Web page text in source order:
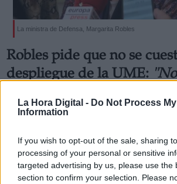
La Hora Digital - Do Not Process
Information
If you wish to opt-out of the sale, sharing
processing of your personal or sensitive
targeted advertising by us, please use the
section to confirm your selection. Please
La ministra de Defensa, Margarita Robles
Robles pide que no se
despliegue de la UME:
personas"
Por Cristian Cortés
Más artículos de este autor
miércoles, 18 de marzo de 2020